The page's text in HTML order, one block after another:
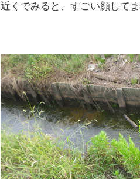
近くでみると、すごい顔して